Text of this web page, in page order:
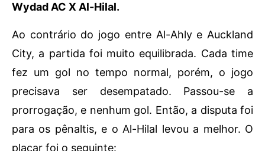
Wydad AC X Al-Hilal.
Ao contrário do jogo entre Al-Ahly e Auckland
City, a partida foi muito equilibrada. Cada time
fez um gol no tempo normal, porém, o jogo
precisava ser desempatado. Passou-se a
prorrogação, e nenhum gol. Então, a disputa foi
para os pênaltis, e o Al-Hilal levou a melhor. O
placar foi o seguinte: